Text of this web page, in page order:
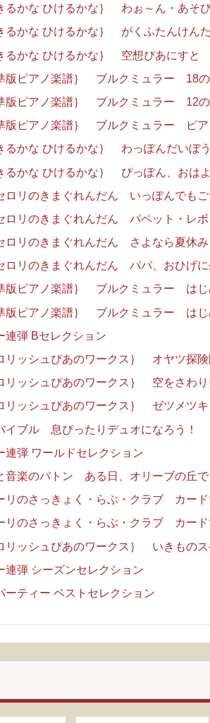
るかな ひけるかな｝ わぉ～ん・あそ
るかな ひけるかな｝ がくふたんけん
るかな ひけるかな｝ 空想ぴあにすと
版ピアノ楽譜｝ ブルクミュラー 18
版ピアノ楽譜｝ ブルクミュラー 12
版ピアノ楽譜｝ ブルクミュラー ピ
るかな ひけるかな｝ わっぽんだいぼ
るかな ひけるかな｝ ぴっぽん、おは
ロリのきまぐれんだん いっぽんでも
ロリのきまぐれんだん パペット・レ
ロリのきまぐれんだん さよなら夏休
ロリのきまぐれんだん パパ、おひげ
版ピアノ楽譜｝ ブルクミュラー は
版ピアノ楽譜｝ ブルクミュラー は
連弾 Bセレクション
リッシュぴあのワークス｝ オヤツ探
リッシュぴあのワークス｝ 空をさわ
リッシュぴあのワークス｝ ゼツメツキ
イブル 息ぴったりデュオになろう！
連弾 ワールドセレクション
音楽のバトン ある日、オリーブの丘で
リのさっきょく・らぶ・クラブ カード
リのさっきょく・らぶ・クラブ カード
リッシュぴあのワークス｝ いきものス
連弾 シーズンセレクション
ーティー ベストセレクション